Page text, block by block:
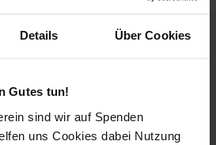
Details Über Cookies
Gutes tun!
sind wir auf Spenden
uns Cookies dabei Nutzung
Legacy in Jeopardy" kannst du auf
Datei herunterladen.